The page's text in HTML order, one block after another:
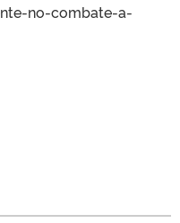
no-combate-a-